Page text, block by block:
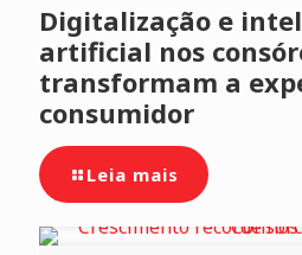
Digitalização e
artificial nos
transformam a
consumidor
Leia mais